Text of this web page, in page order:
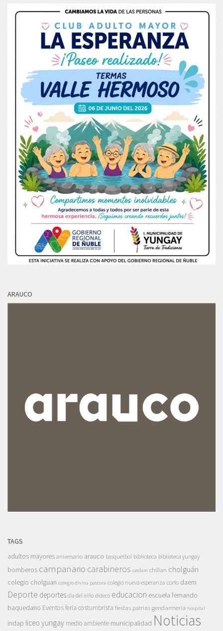
ARAUCO
TAGS
adultos mayores aniversario arauco basquetbol biblioteca biblioteca yungay
bomberos campanario carabineros cesfam chillan cholguán
colegio cholguan colegio divina pastora colegio nueva esperanza corfo daem
Deporte deportes dia del niño dideco educacion escuela fernando
baquedano Eventosferia costumbrista fiestas patrias gendarmeria hospital
indap liceo yungay medio ambiente municipalidad Noticias